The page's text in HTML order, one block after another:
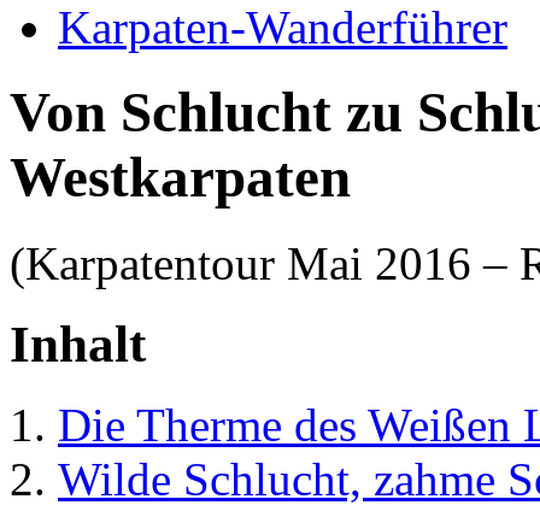
Karpaten-Wanderführer
Von Schlucht zu
Westkarpaten
(Karpatentour Mai 2016 –
Inhalt
Die Therme des Weißen
Wilde Schlucht, zahme